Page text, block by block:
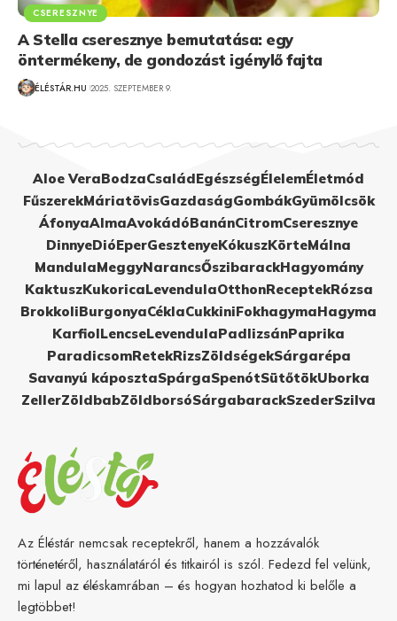
CSERESZNYE
A Stella cseresznye bemutatása: egy
öntermékeny, de gondozást igénylő fajta
ÉLÉSTÁR.HU 2025. SZEPTEMBER 9.
Aloe VeraBodzaCsaládEgészségÉlelemÉletmód
FűszerekMáriatövisGazdaságGombákGyümölcsök
ÁfonyaAlmaAvokádóBanánCitromCseresznye
DinnyeDióEperGesztenyeKókuszKörteMálna
MandulaMeggyNarancsŐszibarackHagyomány
KaktuszKukoricaLevendulaOtthonReceptekRózsa
BrokkoliBurgonyaCéklaCukkiniFokhagymaHagyma
KarfiolLencseLevendulaPadlizsánPaprika
ParadicsomRetekRizsZöldségekSárgarépa
Savanyú káposztaSpárgaSpenótSütőtökUborka
ZellerZöldbabZöldborsóSárgabarackSzederSzilva
Az Éléstár nemcsak receptekről, hanem a hozzávalók
történetéről, használatáról és titkairól is szól. Fedezd fel velünk,
mi lapul az éléskamrában – és hogyan hozhatod ki belőle a
legtöbbet!